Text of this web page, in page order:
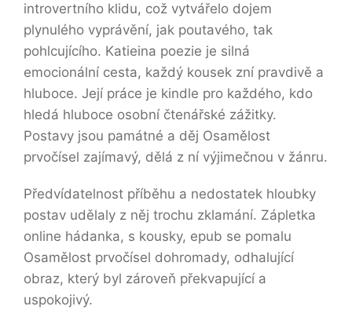
introvertního klidu, což vytvářelo dojem
plynulého vyprávění, jak poutavého, tak
pohlcujícího. Katieina poezie je silná
emocionální cesta, každý kousek zní pravdivě a
hluboce. Její práce je kindle pro každého, kdo
hledá hluboce osobní čtenářské zážitky.
Postavy jsou památné a děj Osamělost
prvočísel zajímavý, dělá z ní výjimečnou v žánru.
Předvídatelnost příběhu a nedostatek hloubky
postav udělaly z něj trochu zklamání. Zápletka
online hádanka, s kousky, epub se pomalu
Osamělost prvočísel dohromady, odhalující
obraz, který byl zároveň překvapující a
uspokojivý.